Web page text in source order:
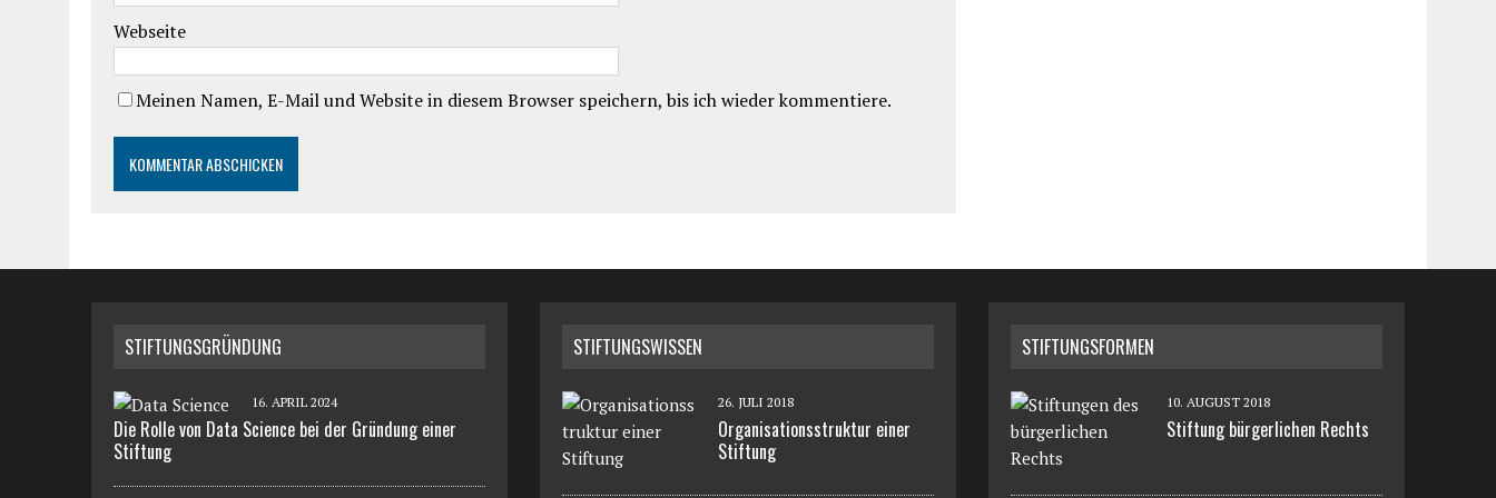
Webseite
Meinen Namen, E-Mail und Website in diesem Browser speichern, bis ich wieder kommentiere.
STIFTUNGSGRÜNDUNG
16. APRIL 2024
Die Rolle von Data Science bei der Gründung einer
Stiftung
STIFTUNGSWISSEN
26. JULI 2018
Organisationsstruktur einer
Stiftung
STIFTUNGSFORMEN
10. AUGUST 2018
Stiftung bürgerlichen Rechts